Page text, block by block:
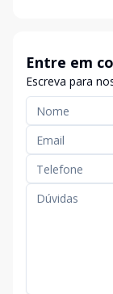
Entre em
Escreva para